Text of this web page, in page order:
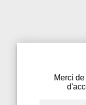
Merci